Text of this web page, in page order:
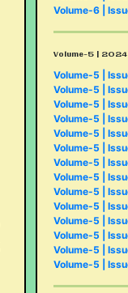
Volume-6 |
Volume-5 | 2024
Volume-5 |
Volume-5 |
Volume-5 |
Volume-5 |
Volume-5 |
Volume-5 |
Volume-5 |
Volume-5 |
Volume-5 |
Volume-5 |
Volume-5 |
Volume-5 |
Volume-5 |
Volume-5 |